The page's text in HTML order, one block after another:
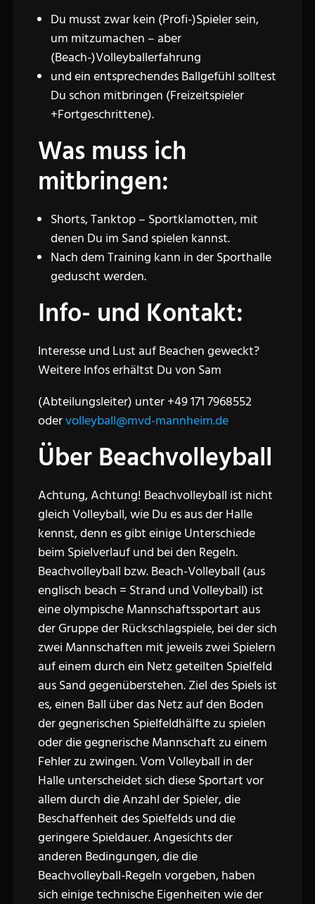
Du musst zwar kein (Profi-)Spieler sein,
um mitzumachen – aber
(Beach-)Volleyballerfahrung
und ein entsprechendes Ballgefühl solltest
Du schon mitbringen (Freizeitspieler
+Fortgeschrittene).
Was muss ich
mitbringen:
Shorts, Tanktop – Sportklamotten, mit
denen Du im Sand spielen kannst.
Nach dem Training kann in der Sporthalle
geduscht werden.
Info- und Kontakt:
Interesse und Lust auf Beachen geweckt?
Weitere Infos erhältst Du von Sam
(Abteilungsleiter) unter +49 171 7968552
odervolleyball@mvd-mannheim.de
Über Beachvolleyball
Achtung, Achtung! Beachvolleyball ist nicht
gleich Volleyball, wie Du es aus der Halle
kennst, denn es gibt einige Unterschiede
beim Spielverlauf und bei den Regeln.
Beachvolleyball bzw. Beach-Volleyball (aus
englisch beach = Strand und Volleyball) ist
eine olympische Mannschaftssportart aus
der Gruppe der Rückschlagspiele, bei der sich
zwei Mannschaften mit jeweils zwei Spielern
auf einem durch ein Netz geteilten Spielfeld
aus Sand gegenüberstehen. Ziel des Spiels ist
es, einen Ball über das Netz auf den Boden
der gegnerischen Spielfeldhälfte zu spielen
oder die gegnerische Mannschaft zu einem
Fehler zu zwingen. Vom Volleyball in der
Halle unterscheidet sich diese Sportart vor
allem durch die Anzahl der Spieler, die
Beschaffenheit des Spielfelds und die
geringere Spieldauer. Angesichts der
anderen Bedingungen, die die
Beachvolleyball-Regeln vorgeben, haben
sich einige technische Eigenheiten wie der